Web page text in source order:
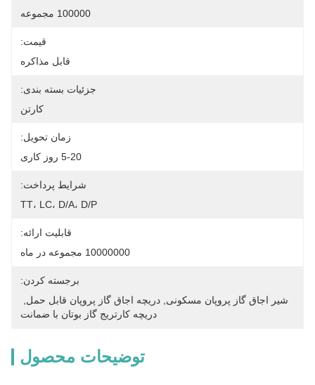
100000 مجموعه
قیمت:
قابل مذاکره
جزئیات بسته بندی:
کارتن
زمان تحویل:
5-20 روز کاری
شرایط پرداخت:
TT، LC، D/A، D/P
قابلیت ارائه:
10000000 مجموعه در ماه
برجسته کردن:
شیر اجاق گاز پروپان مسکونی دریچه اجاق گاز پروپان قابل حمل
دریچه کارتریج گاز بوتان با ضمانت
توضیحات محصول